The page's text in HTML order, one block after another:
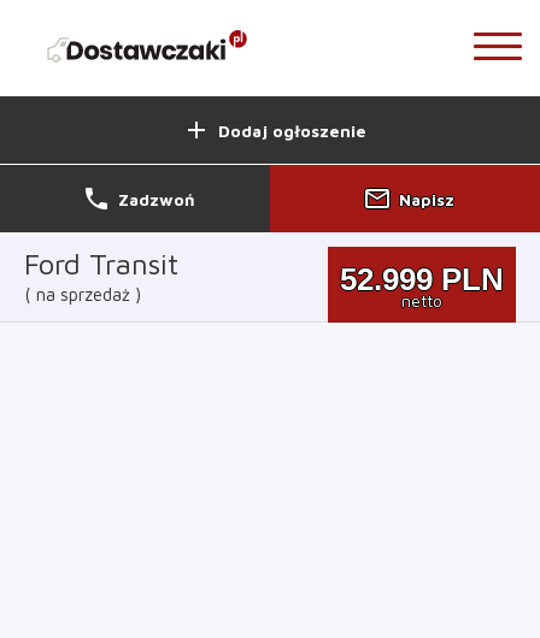
add Dodaj ogłoszenie
Ford Transit
na sprzedaż 52.999 PLN
netto
phone Zadzwoń mail_outline Napisz